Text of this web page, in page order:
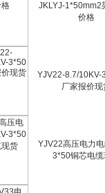
JKLYJ-1*50mm2
价格
YJV22-8.7/10KV-
厂家报价现
YJV22高压电力
3*50铜芯电